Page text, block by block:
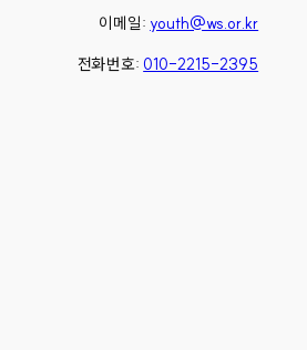
이메일: youth@ws.or.kr
전화번호: 010-2215-2395